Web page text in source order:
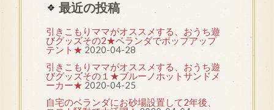
最近の投稿
引きこもりママがオススメする、おうち遊
びグッズその2★ベランダでポップアップ
テント★ 2020-04-28
引きこもりママがオススメする、おうち遊
びグッズその１★ブルーノホットサンドメ
ーカー★ 2020-04-25
自宅のベランダにお砂場設置して2年後、